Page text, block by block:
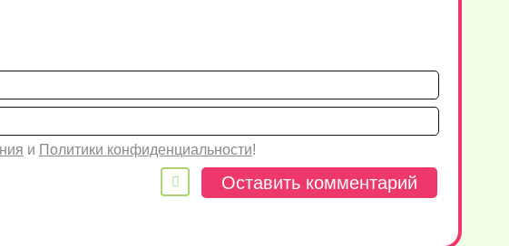
Имя*
Email
и Политики конфиденциальности!